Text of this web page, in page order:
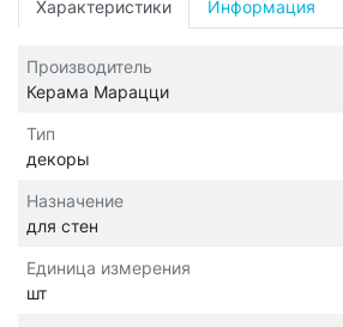
Характеристики Информация
Производитель
Керама Марацци
Тип
декоры
Назначение
для стен
Единица измерения
шт